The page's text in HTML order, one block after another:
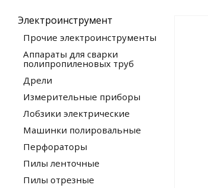
Электроинструмент
Прочие электроинструменты
Аппараты для сварки
полипропиленовых труб
Дрели
Измерительные приборы
Лобзики электрические
Машинки полировальные
Перфораторы
Пилы ленточные
Пилы отрезные